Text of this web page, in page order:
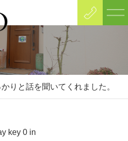
かりと話を聞いてくれました。
key 0 in